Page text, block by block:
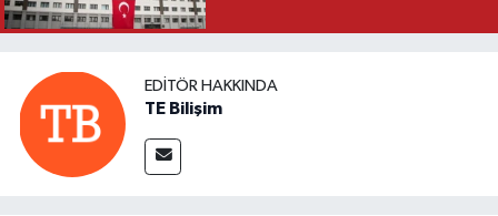
EDITÖR HAKKINDA
TE Bilişim